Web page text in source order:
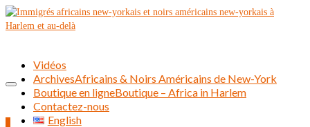
Vidéos
ArchivesAfricains & Noirs Américains de New-York
Boutique en ligneBoutique – Africa in Harlem
Contactez-nous
English